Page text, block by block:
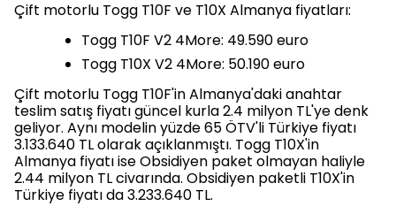
Çift motorlu Togg T10F ve T10X Almanya fiyatları:
Togg T10F V2 4More: 49.590 euro
Togg T10X V2 4More: 50.190 euro
Çift motorlu Togg T10F'in Almanya'daki anahtar
teslim satış fiyatı güncel kurla 2.4 milyon TL'ye denk
geliyor. Aynı modelin yüzde 65 ÖTV'li Türkiye fiyatı
3.133.640 TL olarak açıklanmıştı. Togg T10X'in
Almanya fiyatı ise Obsidiyen paket olmayan haliyle
2.44 milyon TL civarında. Obsidiyen paketli T10X'in
Türkiye fiyatı da 3.233.640 TL.